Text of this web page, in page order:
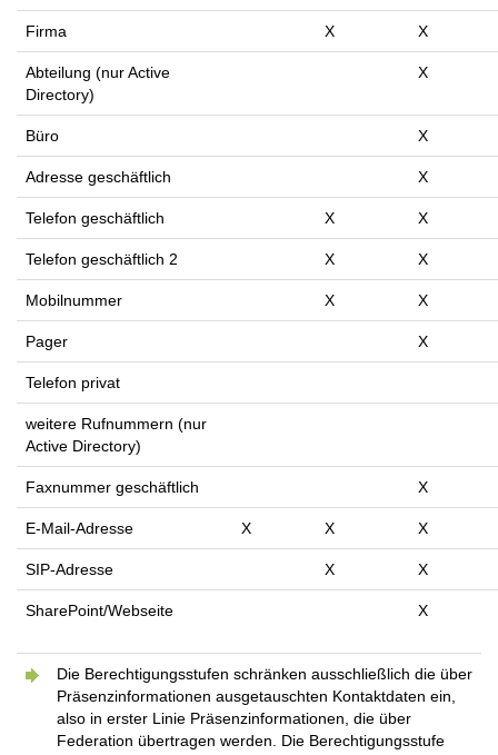
Firma X X
Abteilung (nur Active
Directory)
X
Büro X
Adresse geschäftlich X
Telefon geschäftlich X X
Telefon geschäftlich 2 X X
Mobilnummer X X
Pager X
Telefon privat
weitere Rufnummern (nur
Active Directory)
Faxnummer geschäftlich X
E-Mail-Adresse X X X
SIP-Adresse X X
SharePoint/Webseite X
Die Berechtigungsstufen schränken ausschließlich die über
Präsenzinformationen ausgetauschten Kontaktdaten ein,
also in erster Linie Präsenzinformationen, die über
Federation übertragen werden. Die Berechtigungsstufe